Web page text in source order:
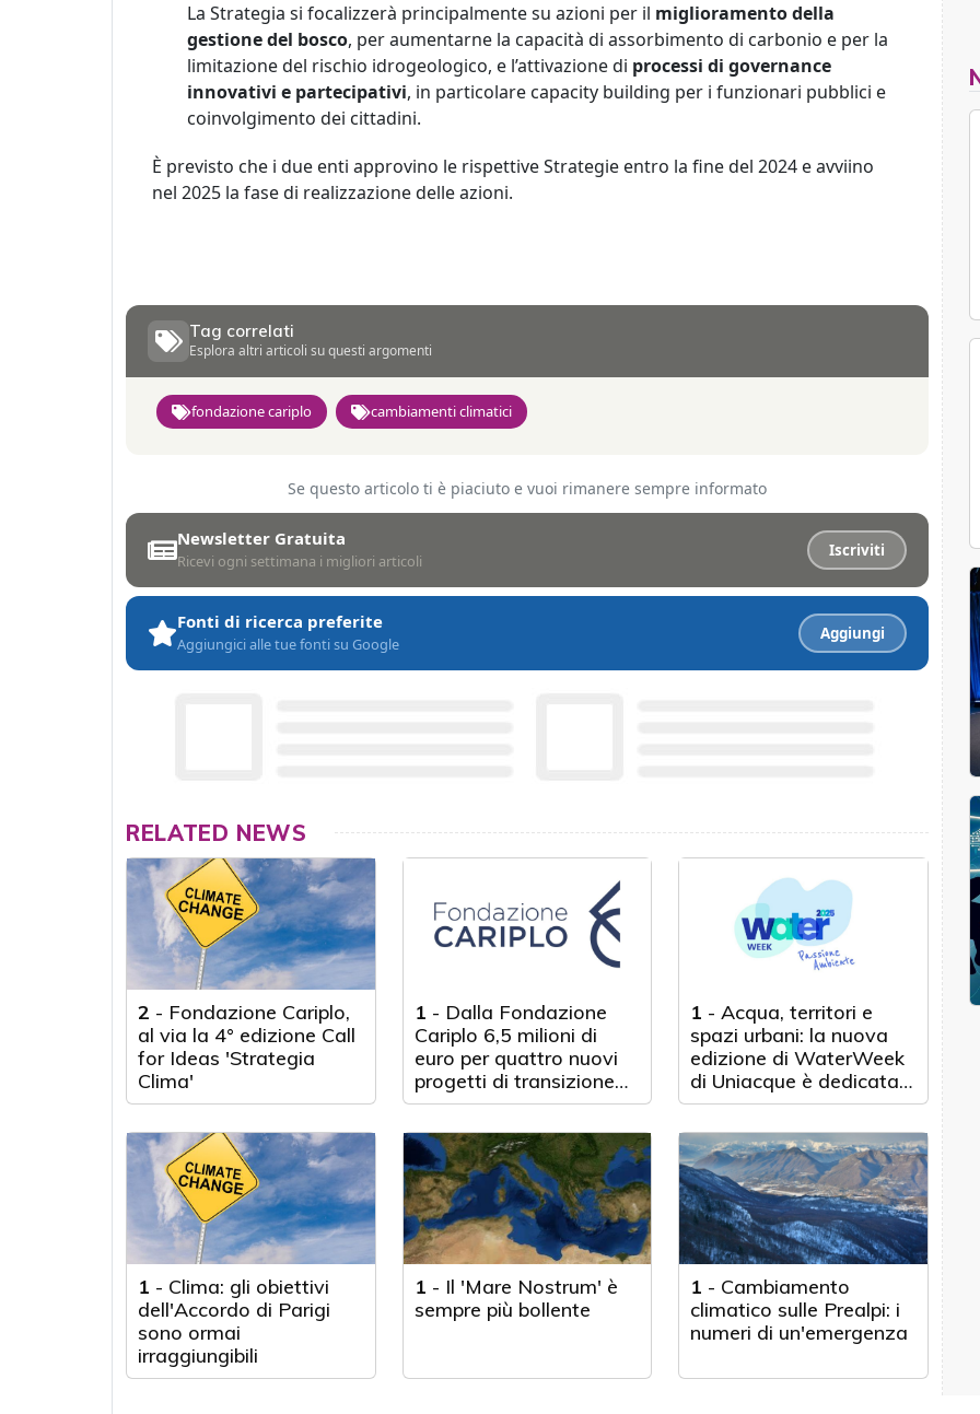
La Strategia si focalizzerà principalmente su azioni per il miglioramento della
gestione del bosco, per aumentarne la capacità di assorbimento di carbonio e per la
limitazione del rischio idrogeologico, e l’attivazione di processi di governance
innovativi e partecipativi, in particolare capacity building per i funzionari pubblici e
coinvolgimento dei cittadini.
È previsto che i due enti approvino le rispettive Strategie entro la fine del 2024 e avviino
nel 2025 la fase di realizzazione delle azioni.
Tag correlati
Esplora altri articoli su questi argomenti
fondazione cariplo cambiamenti climatici
Se questo articolo ti è piaciuto e vuoi rimanere sempre informato
Newsletter Gratuita
Ricevi ogni settimana i migliori articoli
Iscriviti
Fonti di ricerca preferite
Aggiungici alle tue fonti su Google
Aggiungi
RELATED NEWS
2 - Fondazione Cariplo,
al via la 4° edizione Call
for Ideas 'Strategia
Clima'
1 - Dalla Fondazione
Cariplo 6,5 milioni di
euro per quattro nuovi
progetti di transizione
climatica
1 -Acqua, territori e
spazi urbani: la nuova
edizione di WaterWeek
di Uniacque è dedicata
all'ambiente (dal 10 al
13 aprile a Bergamo)
1 - Clima: gli obiettivi
dell'Accordo di Parigi
sono ormai
irraggiungibili
1 - Il 'Mare Nostrum' è
sempre più bollente
1 - Cambiamento
climatico sulle Prealpi: i
numeri di un'emergenza